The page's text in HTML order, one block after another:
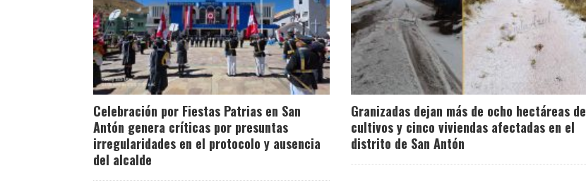
Celebración por Fiestas Patrias en San
Antón genera críticas por presuntas
irregularidades en el protocolo y ausencia
del alcalde
Granizadas dejan más de ocho hectáreas de
cultivos y cinco viviendas afectadas en el
distrito de San Antón